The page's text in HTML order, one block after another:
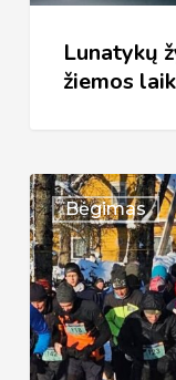
laiko
išlydėtuvės
Lunatykų
žiemos
Bėgimas
XXXVI
bėgimas
Aplink
Želvos
ežerą
Suginčiuose